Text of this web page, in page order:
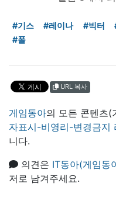
#기스 #레이나 #빅터
#폴
URL 복사
게임동아의 모든 콘텐츠(
자표시-비영리-변경금지
니다.
의견은 IT동아(게임동
저로 남겨주세요.